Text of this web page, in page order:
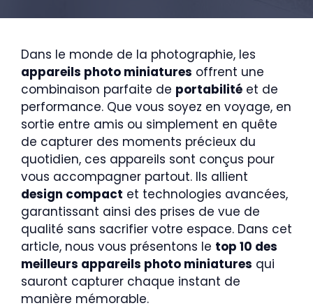
Dans le monde de la photographie, les
appareils photo miniatures offrent une
combinaison parfaite de portabilité et de
performance. Que vous soyez en voyage, en
sortie entre amis ou simplement en quête
de capturer des moments précieux du
quotidien, ces appareils sont conçus pour
vous accompagner partout. Ils allient
design compact et technologies avancées,
garantissant ainsi des prises de vue de
qualité sans sacrifier votre espace. Dans cet
article, nous vous présentons le top 10 des
meilleurs appareils photo miniatures qui
sauront capturer chaque instant de
manière mémorable.